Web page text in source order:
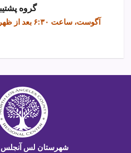
گروه
۱۷ آگوست، ساعت ۶:۳۰ بعد از ظهر
شهرستان لس